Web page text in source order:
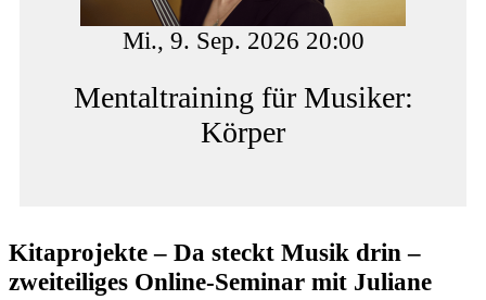
Mi., 9. Sep. 2026 20:00
Mentaltraining für Musiker:
Körper
Kitaprojekte – Da steckt Musik drin –
zweiteiliges Online-Seminar mit Juliane